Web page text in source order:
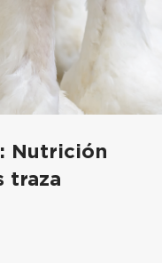
Nutrición
traza